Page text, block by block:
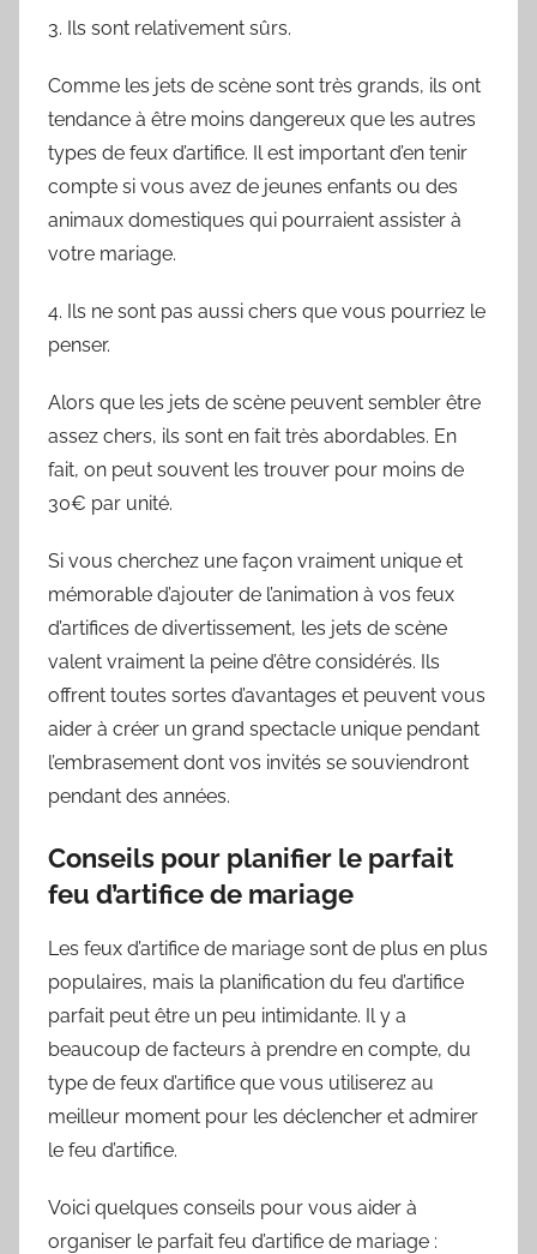
3. Ils sont relativement sûrs.
Comme les jets de scène sont très grands, ils ont
tendance à être moins dangereux que les autres
types de feux d’artifice. Il est important d’en tenir
compte si vous avez de jeunes enfants ou des
animaux domestiques qui pourraient assister à
votre mariage.
4. Ils ne sont pas aussi chers que vous pourriez le
penser.
Alors que les jets de scène peuvent sembler être
assez chers, ils sont en fait très abordables. En
fait, on peut souvent les trouver pour moins de
30€ par unité.
Si vous cherchez une façon vraiment unique et
mémorable d’ajouter de l’animation à vos feux
d’artifices de divertissement, les jets de scène
valent vraiment la peine d’être considérés. Ils
offrent toutes sortes d’avantages et peuvent vous
aider à créer un grand spectacle unique pendant
l’embrasement dont vos invités se souviendront
pendant des années.
Conseils pour planifier le parfait
feu d’artifice de mariage
Les feux d’artifice de mariage sont de plus en plus
populaires, mais la planification du feu d’artifice
parfait peut être un peu intimidante. Il y a
beaucoup de facteurs à prendre en compte, du
type de feux d’artifice que vous utiliserez au
meilleur moment pour les déclencher et admirer
le feu d’artifice.
Voici quelques conseils pour vous aider à
organiser le parfait feu d’artifice de mariage :